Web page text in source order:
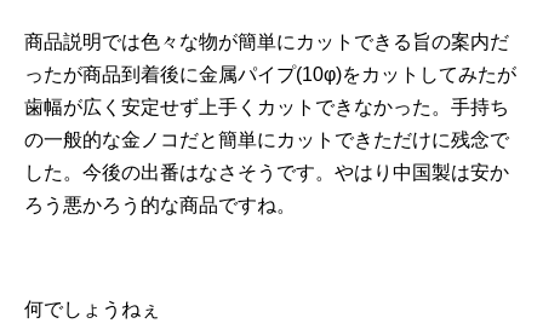
商品説明では色々な物が簡単にカットできる旨の案内だ
ったが商品到着後に金属パイプ(10φ)をカットしてみたが
歯幅が広く安定せず上手くカットできなかった。手持ち
の一般的な金ノコだと簡単にカットできただけに残念で
した。今後の出番はなさそうです。やはり中国製は安か
ろう悪かろう的な商品ですね。
何でしょうねぇ